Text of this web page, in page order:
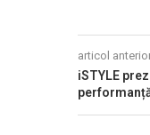
articol
iSTYLE